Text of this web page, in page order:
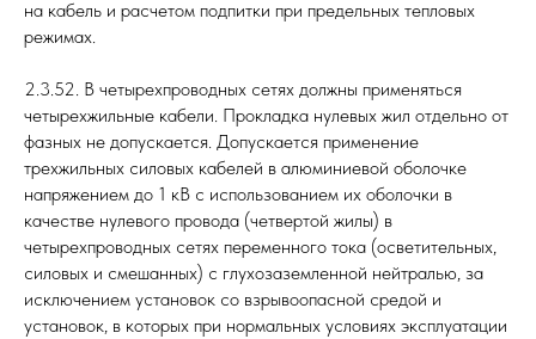
на кабель и расчетом подпитки при предельных тепловых
режимах.
2.3.52. В четырехпроводных сетях должны применяться
четырехжильные кабели. Прокладка нулевых жил отдельно от
фазных не допускается. Допускается применение
трехжильных силовых кабелей в алюминиевой оболочке
напряжением до 1 кВ с использованием их оболочки в
качестве нулевого провода (четвертой жилы) в
четырехпроводных сетях переменного тока (осветительных,
силовых и смешанных) с глухозаземленной нейтралью, за
исключением установок со взрывоопасной средой и
установок, в которых при нормальных условиях эксплуатации